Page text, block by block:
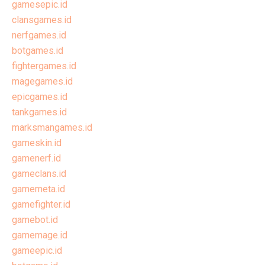
gamesepic.id
clansgames.id
nerfgames.id
botgames.id
fightergames.id
magegames.id
epicgames.id
tankgames.id
marksmangames.id
gameskin.id
gamenerf.id
gameclans.id
gamemeta.id
gamefighter.id
gamebot.id
gamemage.id
gameepic.id